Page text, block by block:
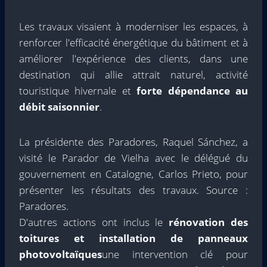
Les travaux visaient à moderniser les espaces, à
renforcer l'efficacité énergétique du bâtiment et à
améliorer l'expérience des clients, dans une
destination qui allie attrait naturel, activité
touristique hivernale etforte dépendance au
débit saisonnier.
La présidente des Paradores, Raquel Sánchez, a
visité le Parador de Vielha avec le délégué du
gouvernement en Catalogne, Carlos Prieto, pour
présenter les résultats des travaux. Source :
Paradores.
D'autres actions ont inclus le rénovation des
toitures et installation de panneaux
photovoltaïquesune intervention clé pour